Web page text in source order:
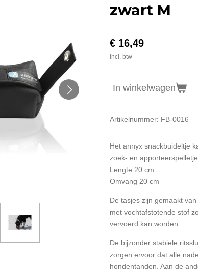
zwart M
€ 16,49
incl. btw
In winkelwagen
Artikelnummer: FB-0016
Het annyx snackbuideltje
zoek- en
Lengte 20 cm
Omvang 20 cm
De tasjes zijn gemaakt
met vochtafstotende stof
vervoerd kan worden.
De bijzonder stabiele
zorgen ervoor dat alle
hondentanden. Aan de